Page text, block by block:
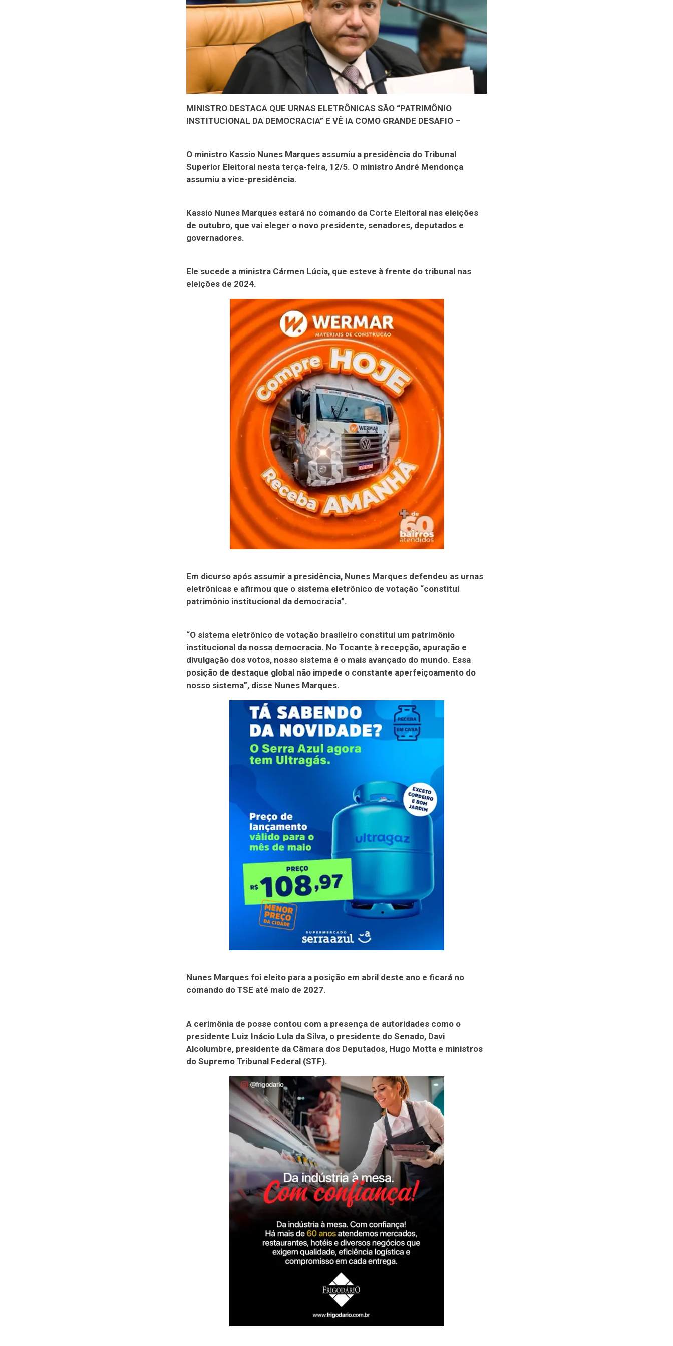
MINISTRO DESTACA QUE URNAS ELETRÔNICAS SÃO “PATRIMÔNIO
INSTITUCIONAL DA DEMOCRACIA” E VÊ IA COMO GRANDE DESAFIO –
O ministro Kassio Nunes Marques assumiu a presidência do Tribunal
Superior Eleitoral nesta terça-feira, 12/5. O ministro André Mendonça
assumiu a vice-presidência.
Kassio Nunes Marques estará no comando da Corte Eleitoral nas eleições
de outubro, que vai eleger o novo presidente, senadores, deputados e
governadores.
Ele sucede a ministra Cármen Lúcia, que esteve à frente do tribunal nas
eleições de 2024.
Em dicurso após assumir a presidência, Nunes Marques defendeu as urnas
eletrônicas e afirmou que o sistema eletrônico de votação “constitui
patrimônio institucional da democracia”.
“O sistema eletrônico de votação brasileiro constitui um patrimônio
institucional da nossa democracia. No Tocante à recepção, apuração e
divulgação dos votos, nosso sistema é o mais avançado do mundo. Essa
posição de destaque global não impede o constante aperfeiçoamento do
nosso sistema”, disse Nunes Marques.
Nunes Marques foi eleito para a posição em abril deste ano e ficará no
comando do TSE até maio de 2027.
A cerimônia de posse contou com a presença de autoridades como o
presidente Luiz Inácio Lula da Silva, o presidente do Senado, Davi
Alcolumbre, presidente da Câmara dos Deputados, Hugo Motta e ministros
do Supremo Tribunal Federal (STF).